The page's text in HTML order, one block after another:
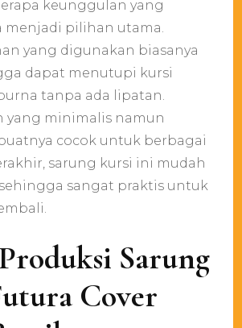
keunggulan yang
menjadi pilihan utama.
yang digunakan biasanya
dapat menutupi kursi
tanpa ada lipatan.
yang minimalis namun
cocok untuk berbagai
sarung kursi ini mudah
sangat praktis untuk
Sarung
Cover